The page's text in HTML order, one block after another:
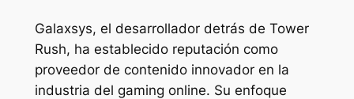
Galaxsys, el desarrollador detrás de Tower
Rush, ha establecido reputación como
proveedor de contenido innovador en la
industria del gaming online. Su enfoque